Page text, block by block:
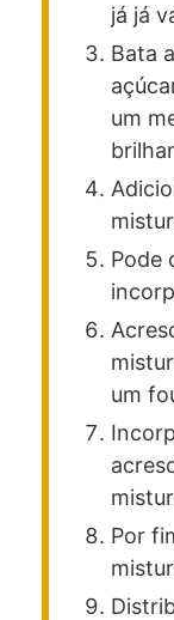
já já
Bata
um
Pode
um
Por